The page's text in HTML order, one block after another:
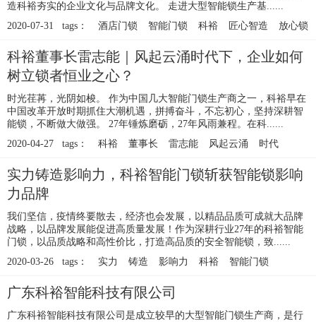
造科裕夯实的企业文化与品牌文化。 走进大型智能锁生产基......
2020-07-31 tags：
酒店门锁 智能门锁 科裕 匠心智造 放心锁
科裕董事长雷志能｜风起云涌时代下，企业如何
树立锁者恒业之心？
时光荏苒，光阴如梭。 作为中国几大智能门锁生产商之一，科裕早在
中国改革开放时期抓住大潮机遇，拼搏奋斗，不忘初心，坚持深耕智
能锁，不断做大做强。 27年锤炼磨砺，27年风雨兼程。在科......
2020-04-27 tags：
科裕 董事长 雷志能 风起云涌 时代
实力铸造影响力，科裕智能门锁斩获智能锁影响
力品牌
我们坚信，疫情终要散去，经济也会发展，以精品品质可成就大品牌
战略，以品牌发展能促进高质量发展！作为深耕行业27年的科裕智能
门锁，以品质战略和高性价比，打造高品质的安全智能锁，致......
2020-03-26 tags：
实力 铸造 影响力 科裕 智能门锁
广东科裕智能科技有限公司
广东科裕智能科技有限公司是成立较早的大型智能门锁生产商，是行